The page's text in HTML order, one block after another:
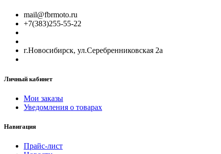
mail@fbrmoto.ru
+7(383)255-55-22
г.Новосибирск, ул.Серебренниковская 2а
Личный кабинет
Мои заказы
Уведомления о товарах
Навигация
Прайс-лист